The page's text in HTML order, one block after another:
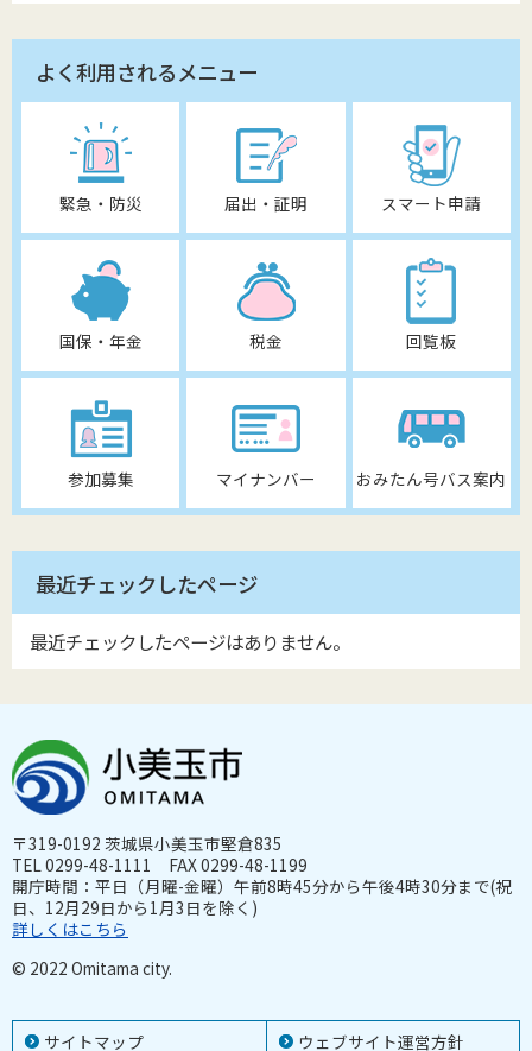
よく利用されるメニュー
緊急・防災 届出・証明 スマート申請
国保・年金 税金 回覧板
参加募集 マイナンバー おみたん号バス案内
最近チェックしたページ
最近チェックしたページはありません。
サイトマップ ウェブサイト運営方針
〒319-0192 茨城県小美玉市堅倉835
TEL 0299-48-1111 FAX 0299-48-1199
開庁時間：平日（月曜-金曜）午前8時45分から午後4時30分まで(祝
日、12月29日から1月3日を除く)
詳しくはこちら
© 2022 Omitama city.